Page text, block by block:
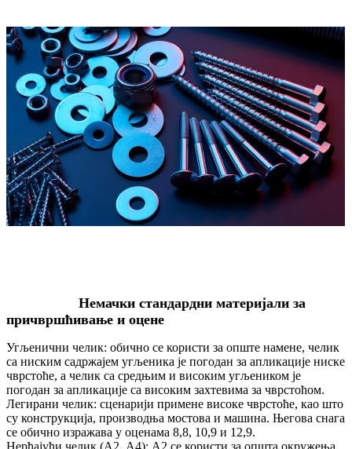
Немачки стандардни материјали за
причвршћивање и оцене
Угљенични челик: обично се користи за опште намене, челик
са ниским садржајем угљеника је погодан за апликације ниске
чврстоће, а челик са средњим и високим угљеником је
погодан за апликације са високим захтевима за чврстоћом.
Легирани челик: сценарији примене високе чврстоће, као што
су конструкција, производња мостова и машина. Његова снага
се обично изражава у оценама 8,8, 10,9 и 12,9.
Нерђајући челик (А2, А4): А2 се користи за општа окружења